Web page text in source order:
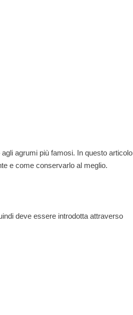
agrumi più famosi. In questo articolo
e come conservarlo al meglio.
deve essere introdotta attraverso